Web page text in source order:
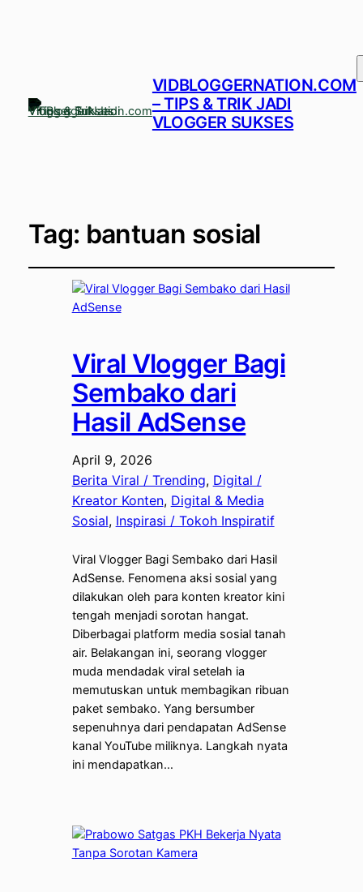
VIDBLOGGERNATION.COM
– TIPS & TRIK JADI
VLOGGER SUKSES
Tag: bantuan sosial
Viral Vlogger Bagi
Sembako dari
Hasil AdSense
April 9, 2026
Berita Viral / Trending, Digital /
Kreator Konten, Digital & Media
Sosial, Inspirasi / Tokoh Inspiratif
Viral Vlogger Bagi Sembako dari Hasil
AdSense. Fenomena aksi sosial yang
dilakukan oleh para konten kreator kini
tengah menjadi sorotan hangat.
Diberbagai platform media sosial tanah
air. Belakangan ini, seorang vlogger
muda mendadak viral setelah ia
memutuskan untuk membagikan ribuan
paket sembako. Yang bersumber
sepenuhnya dari pendapatan AdSense
kanal YouTube miliknya. Langkah nyata
ini mendapatkan…